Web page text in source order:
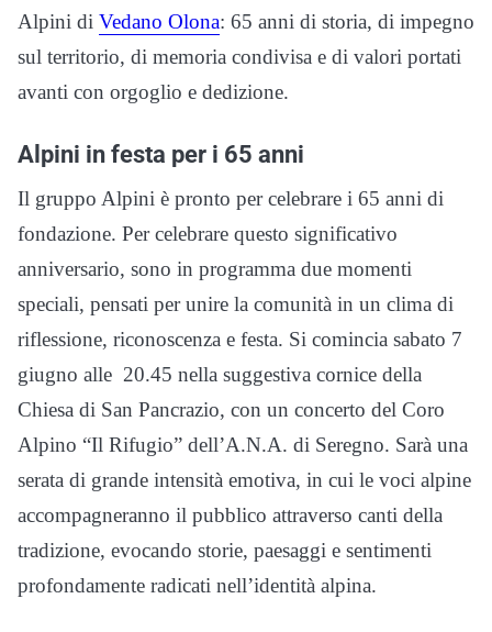
Alpini di Vedano Olona: 65 anni di storia, di impegno
sul territorio, di memoria condivisa e di valori portati
avanti con orgoglio e dedizione.
Alpini in festa per i 65 anni
Il gruppo Alpini è pronto per celebrare i 65 anni di
fondazione. Per celebrare questo significativo
anniversario, sono in programma due momenti
speciali, pensati per unire la comunità in un clima di
riflessione, riconoscenza e festa. Si comincia sabato 7
giugno alle 20.45 nella suggestiva cornice della
Chiesa di San Pancrazio, con un concerto del Coro
Alpino “Il Rifugio” dell’A.N.A. di Seregno. Sarà una
serata di grande intensità emotiva, in cui le voci alpine
accompagneranno il pubblico attraverso canti della
tradizione, evocando storie, paesaggi e sentimenti
profondamente radicati nell’identità alpina.